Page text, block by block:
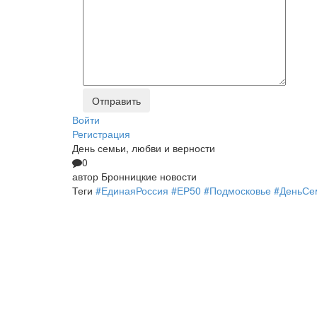
Войти
Регистрация
День семьи, любви и верности
0
автор Бронницкие новости
Теги #ЕдинаяРоссия #ЕР50 #Подмосковье